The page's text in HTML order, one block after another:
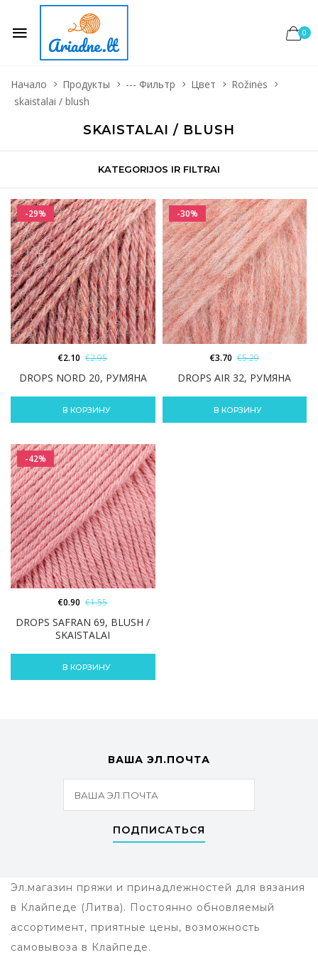
0
Начало Продукты --- Фильтр Цвет
Rožinės
skaistalai / blush
SKAISTALAI / BLUSH
KATEGORIJOS IR FILTRAI
-29%
DROPS NORD 20, РУМЯНА
€2.10 €2.95
В КОРЗИНУ
-30%
DROPS AIR 32, РУМЯНА
€3.70 €5.29
В КОРЗИНУ
-42%
DROPS SAFRAN 69, BLUSH /
SKAISTALAI
€0.90 €1.55
В КОРЗИНУ
ВАША ЭЛ.ПОЧТА
ПОДПИСАТЬСЯ
Эл.магазин пряжи и принадлежностей для вязания
в Клайпеде (Литва). Постоянно обновляемый
ассортимент, приятные цены, возможность
самовывоза в Клайпеде.